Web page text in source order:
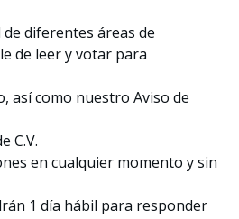
diferentes áreas de
de leer y votar para
así como nuestro Aviso de
C.V.
en cualquier momento y sin
1 día hábil para responder